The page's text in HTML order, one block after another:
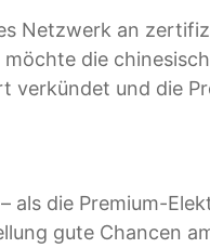
Netzwerk an
die
verkündet und die
als die Premium-
gute Chancen